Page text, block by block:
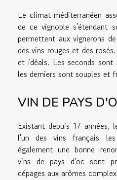
Le climat méditerranéen
de ce vignoble s'étendant
permettent aux vignerons
des vins rouges et des
et idéals. Les seconds
les derniers sont souples et
VIN DE PAYS
Existant depuis 17 années,
l'un des vins français
également une bonne
vins de pays d'oc sont
cépages aux arômes